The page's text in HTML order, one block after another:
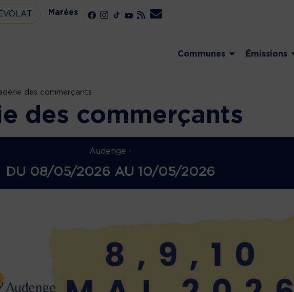
Marées
Communes Émissions
des commerçants
des commerçants
Audenge -
DU 08/05/2026 AU 10/05/2026